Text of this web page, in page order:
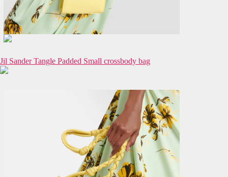
Jil Sander Tangle Padded Small crossbody bag